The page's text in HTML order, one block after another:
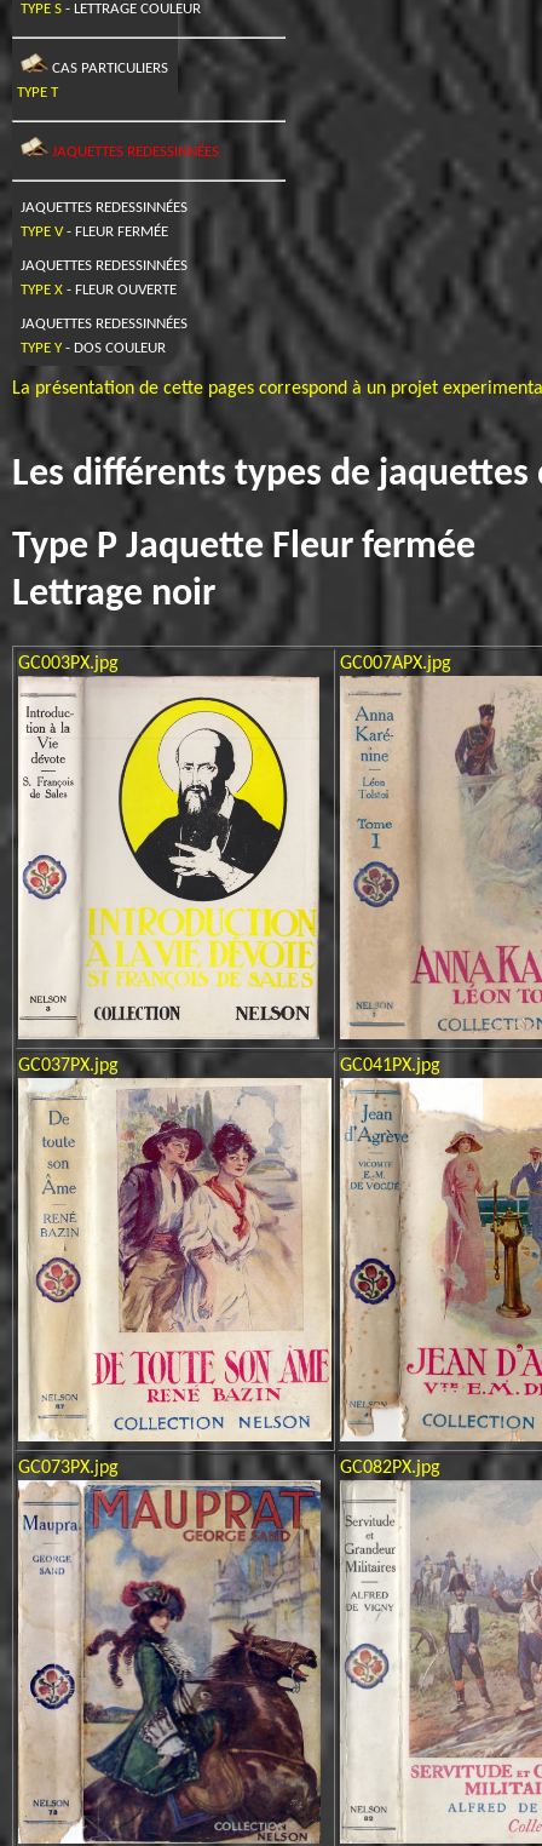
TYPE S - LETTRAGE COULEUR
CAS PARTICULIERS
TYPE T
JAQUETTES REDESSINNÉES
JAQUETTES REDESSINNÉES
TYPE V- FLEUR FERMÉE
JAQUETTES REDESSINNÉES
TYPE X - FLEUR OUVERTE
JAQUETTES REDESSINNÉES
TYPE Y - DOS COULEUR
La présentation de cette pages correspond à un projet
Les différents types de jaquettes
Type P Jaquette Fleur fermée
Lettrage noir
GC003PX.jpg GC007APX.jpg
GC037PX.jpg GC041PX.jpg
GC073PX.jpg GC082PX.jpg